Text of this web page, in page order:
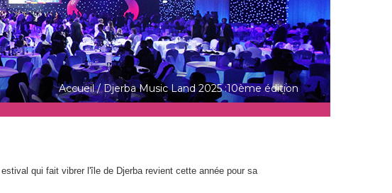
Accueil / Djerba Music Land 2025 :10ème édition
qui fait vibrer l'île de Djerba revient cette année pour sa